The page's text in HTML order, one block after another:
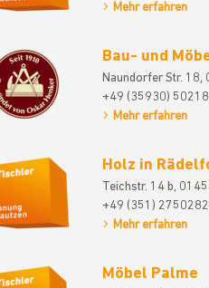
Mehr erfahren
Bau- und
Naundorfer Str. 18,
+49 (35930) 50218
Mehr erfahren
Holz in
Teichstr. 14 b,
+49 (351) 2750282
Mehr erfahren
Möbel Palme